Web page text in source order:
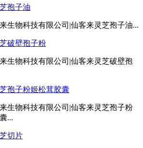
孢子油
生物科技有限公司|仙客来灵芝孢子油...
破壁孢子粉
生物科技有限公司|仙客来灵芝破壁孢
孢子粉姬松茸胶囊
生物科技有限公司|仙客来灵芝孢子粉
...
切片